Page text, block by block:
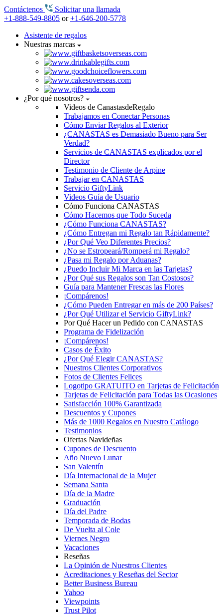
Contáctenos
Solicitar una llamada
+1-888-549-8805 or+1-646-200-5778
Asistente de regalos
Nuestras marcas
¿Por qué nosotros?
Videos de CanastasdeRegalo
Trabajamos en Conectar Personas
Cómo Enviar Regalos al Exterior
¿CANASTAS es Demasiado Bueno para Ser
Verdad?
Servicios de CANASTAS explicados por el
Director
Testimonio de Cliente de Arpine
Trabajar en CANASTAS
Servicio GiftyLink
Videos Guía de Usuario
Cómo Funciona CANASTAS
Cómo Hacemos que Todo Suceda
¿Cómo Funciona CANASTAS?
¿Cómo Entregan mi Regalo tan Rápidamente?
¿Por Qué Veo Diferentes Precios?
¿No se Estropeará/Romperá mi Regalo?
¿Pasa mi Regalo por Aduanas?
¿Puedo Incluir Mi Marca en las Tarjetas?
¿Por Qué sus Regalos son Tan Costosos?
Guía para Mantener Frescas las Flores
¡Compárenos!
¿Cómo Pueden Entregar en más de 200 Países?
¿Por Qué Utilizar el Servicio GiftyLink?
Por Qué Hacer un Pedido con CANASTAS
Programa de Fidelización
¡Compárenos!
Casos de Éxito
¿Por Qué Elegir CANASTAS?
Nuestros Clientes Corporativos
Fotos de Clientes Felices
Logotipo GRATUITO en Tarjetas de Felicitación
Tarjetas de Felicitación para Todas las Ocasiones
Satisfacción 100% Garantizada
Descuentos y Cupones
Más de 1000 Regalos en Nuestro Catálogo
Testimonios
Ofertas Navideñas
Cupones de Descuento
Año Nuevo Lunar
San Valentín
Día Internacional de la Mujer
Semana Santa
Día de la Madre
Graduación
Día del Padre
Temporada de Bodas
De Vuelta al Cole
Viernes Negro
Vacaciones
Reseñas
La Opinión de Nuestros Clientes
Acreditaciones y Reseñas del Sector
Better Business Bureau
Yahoo
Viewpoints
Trust Pilot